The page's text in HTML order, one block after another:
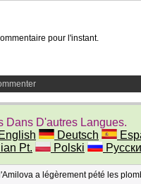
pour l'instant.
Dans D'autres Langues.
English Deutsch
Pt. Polski
a légèrement pété les